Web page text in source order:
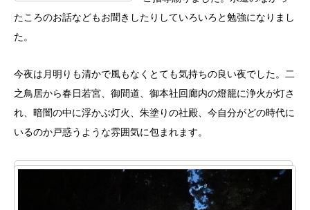
たころのお話などもお聞きしたりしていろいろと勉強になりまし
た。
今夜は月明りも清かで風もなくとても気持ちの良い夜でした。二
之鳥居から春日若宮、御間道、御本社回廊内の燈籠に浄火が灯さ
れ、暗闇の中に浮かぶ灯火、朱塗りの社殿、今自分がどの時代に
いるのか戸惑うような雰囲気に包まれます。